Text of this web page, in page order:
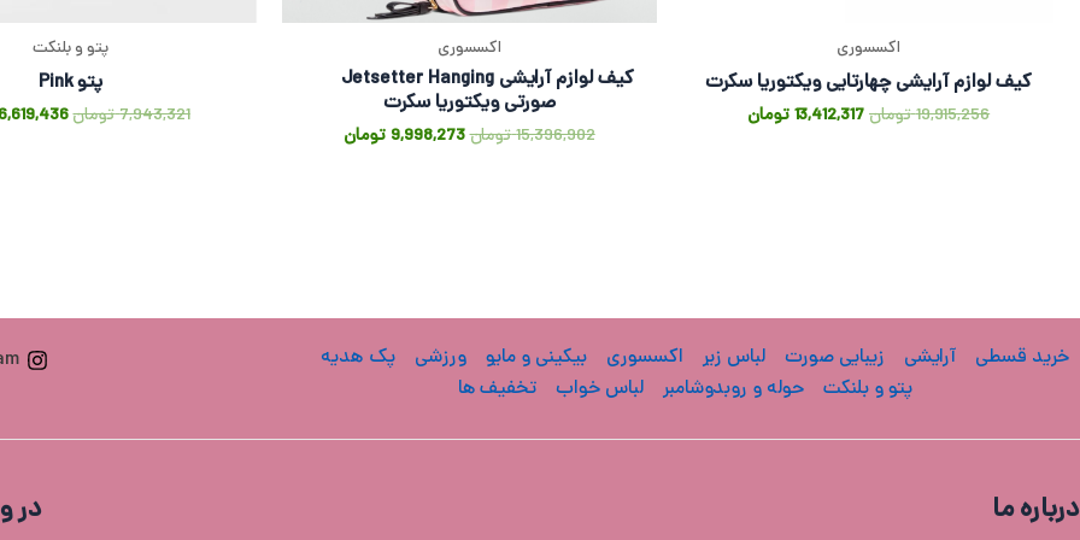
اکسسوری
کیف لوازم آرایشی چهارتایی ویکتوریا سکرت
19,915,256تومان13,412,317 تومان
اکسسوری
کیف لوازم آرایشی Jetsetter Hanging
صورتی ویکتوریا سکرت
15,396,902تومان9,998,273 تومان
پتو و بلنکت
پتو Pink
7,943,321تومان
خرید قسطی آرایشی زیبایی صورت لباس زیر اکسسوری بیکینی و مایو ورزشی
پک هدیه
پتو و بلنکت
حوله و روبدوشامبر لباس خواب تخفیف ها
درباره ما در